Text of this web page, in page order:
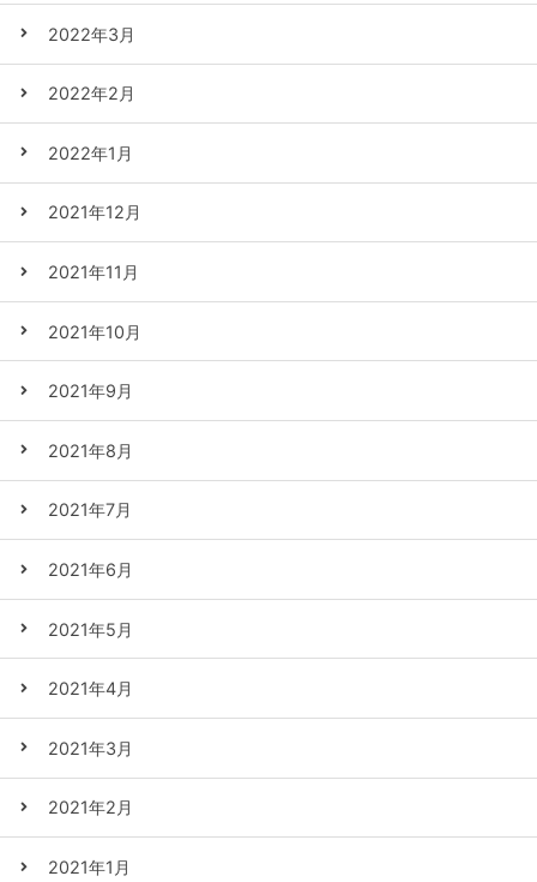
2022年3月
2022年2月
2022年1月
2021年12月
2021年11月
2021年10月
2021年9月
2021年8月
2021年7月
2021年6月
2021年5月
2021年4月
2021年3月
2021年2月
2021年1月